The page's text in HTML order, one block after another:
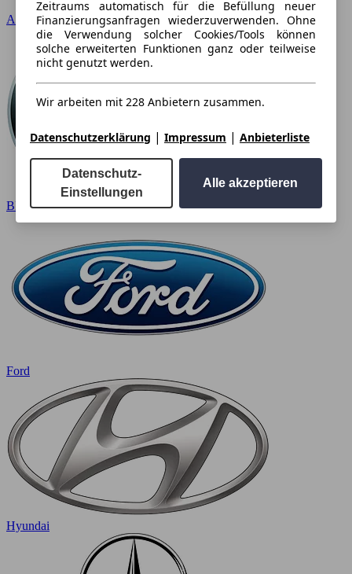
Audi
BMW
Ford
Hyundai
Zeitraums automatisch für die Befüllung neuer
Finanzierungsanfragen wiederzuverwenden. Ohne
die Verwendung solcher Cookies/Tools können
solche erweiterten Funktionen ganz oder teilweise
nicht genutzt werden.
Wir arbeiten mit 228 Anbietern zusammen.
Datenschutzerklärung | Impressum | Anbieterliste
Datenschutz-
Einstellungen
Alle akzeptieren